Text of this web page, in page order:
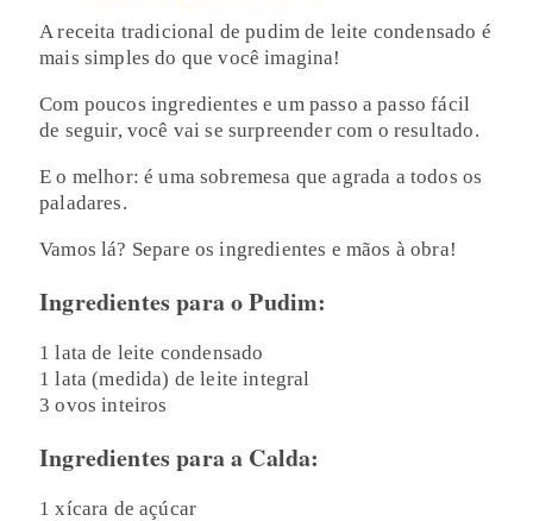
A receita tradicional de pudim de leite condensado é
mais simples do que você imagina!
Com poucos ingredientes e um passo a passo fácil
de seguir, você vai se surpreender com o resultado.
E o melhor: é uma sobremesa que agrada a todos os
paladares.
Vamos lá? Separe os ingredientes e mãos à obra!
Ingredientes para o Pudim:
1 lata de leite condensado
1 lata (medida) de leite integral
3 ovos inteiros
Ingredientes para a Calda:
1 xícara de açúcar